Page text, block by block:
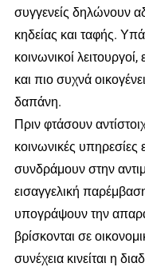
συγγενείς δηλώνουν
κηδείας και ταφής.
κοινωνικοί
και πιο συχνά
δαπάνη.
Πριν φτάσουν
κοινωνικές υπηρεσίες
συνδράμουν στην
εισαγγελική
υπογράψουν την
βρίσκονται σε
συνέχεια κινείται η